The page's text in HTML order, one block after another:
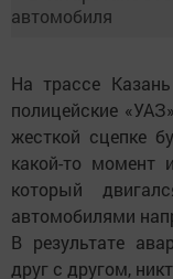
На трассе
полицейские
жесткой сцепке
какой-то момент
который
автомобилями
В результате
друг с другом,